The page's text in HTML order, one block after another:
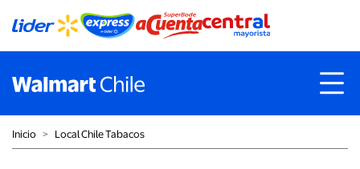
Inicio ˃ Local Chile Tabacos